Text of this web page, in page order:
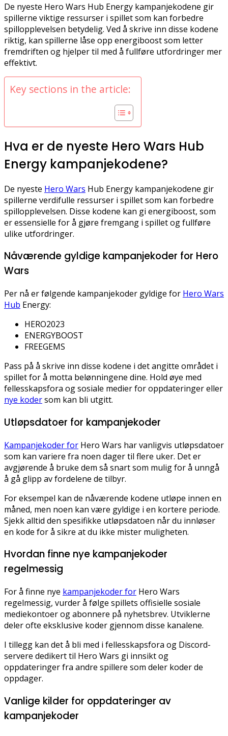
De nyeste Hero Wars Hub Energy kampanjekodene gir
spillerne viktige ressurser i spillet som kan forbedre
spillopplevelsen betydelig. Ved å skrive inn disse kodene
riktig, kan spillerne låse opp energiboost som letter
fremdriften og hjelper til med å fullføre utfordringer mer
effektivt.
Key sections in the article:
Hva er de nyeste Hero Wars Hub
Energy kampanjekodene?
De nyeste Hero Wars Hub Energy kampanjekodene gir
spillerne verdifulle ressurser i spillet som kan forbedre
spillopplevelsen. Disse kodene kan gi energiboost, som
er essensielle for å gjøre fremgang i spillet og fullføre
ulike utfordringer.
Nåværende gyldige kampanjekoder for Hero
Wars
Per nå er følgende kampanjekoder gyldige for Hero Wars
Hub Energy:
HERO2023
ENERGYBOOST
FREEGEMS
Pass på å skrive inn disse kodene i det angitte området i
spillet for å motta belønningene dine. Hold øye med
fellesskapsfora og sosiale medier for oppdateringer eller
nye kodersom kan bli utgitt.
Utløpsdatoer for kampanjekoder
Kampanjekoder for Hero Wars har vanligvis utløpsdatoer
som kan variere fra noen dager til flere uker. Det er
avgjørende å bruke dem så snart som mulig for å unngå
å gå glipp av fordelene de tilbyr.
For eksempel kan de nåværende kodene utløpe innen en
måned, men noen kan være gyldige i en kortere periode.
Sjekk alltid den spesifikke utløpsdatoen når du innløser
en kode for å sikre at du ikke mister muligheten.
Hvordan finne nye kampanjekoder
regelmessig
For å finne nye kampanjekoder for Hero Wars
regelmessig, vurder å følge spillets offisielle sosiale
mediekontoer og abonnere på nyhetsbrev. Utviklerne
deler ofte eksklusive koder gjennom disse kanalene.
I tillegg kan det å bli med i fellesskapsfora og Discord-
servere dedikert til Hero Wars gi innsikt og
oppdateringer fra andre spillere som deler koder de
oppdager.
Vanlige kilder for oppdateringer av
kampanjekoder